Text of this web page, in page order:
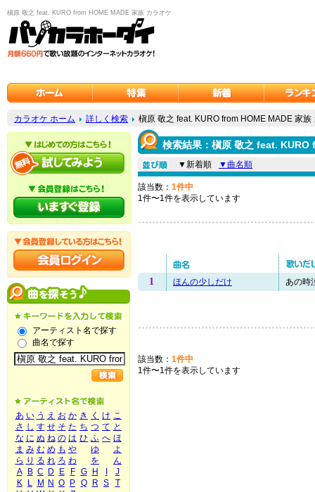
槇原 敬之 feat. KURO from HOME MADE 家族 カラオケ
カラオケ ホーム 詳しく検索 槇原 敬之 feat. KURO from HOME MADE 家族
アーティスト名で探す
曲名で探す
あ い う え お か き く け こ
さ し す せ そ た ち つ て と
な に ぬ ね の は ひ ふ へ ほ
ま み む め も や ゆ
よ
ら り る れ ろ わ を
ん
A
B C D E F G H
J
K
L M N O P Q R S
T
検索結果：槇原 敬之 feat. KURO
▼新着順 ▼曲名順
該当数： 1件中
1件〜1件を表示しています
1 ほんの少しだけ あの時
該当数： 1件中
1件〜1件を表示しています